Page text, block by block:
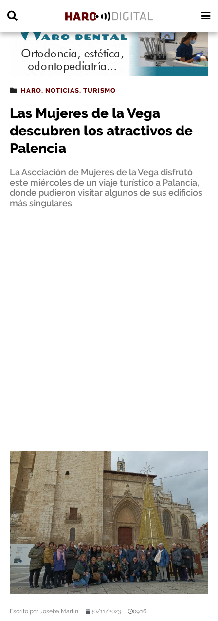
HARO, NOTICIAS, TURISMO
Las Mujeres de la Vega
descubren los atractivos de
Palencia
La Asociación de Mujeres de la Vega disfrutó
este miércoles de un viaje turístico a Palancia,
donde pudieron visitar algunos de sus edificios
más singulares
Escrito por Joseba Martín 30/11/2023 09:16